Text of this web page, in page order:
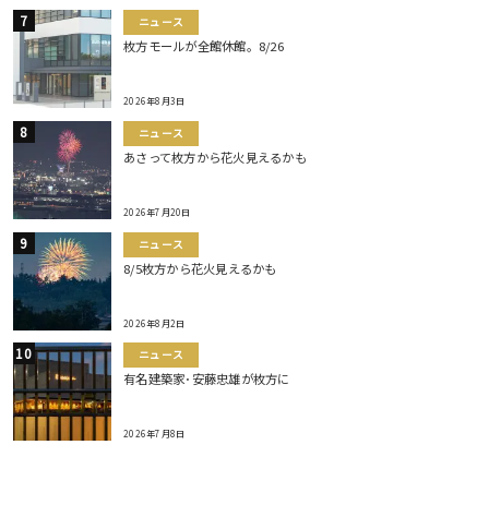
ニュース
枚方モールが全館休館。8/26
2026年8月3日
ニュース
あさって枚方から花火見えるかも
2026年7月20日
ニュース
8/5枚方から花火見えるかも
2026年8月2日
ニュース
有名建築家･安藤忠雄が枚方に
2026年7月8日